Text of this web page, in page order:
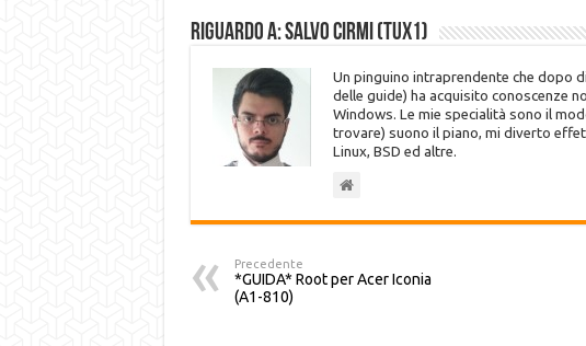
Riguardo a: Salvo Cirmi (Tux1)
Un pinguino intraprendente che dopo
delle guide) ha acquisito conoscenze
Windows. Le mie specialità sono il
trovare) suono il piano, mi diverto
Linux, BSD ed altre.
Precedente
*GUIDA* Root per Acer Iconia
(A1-810)